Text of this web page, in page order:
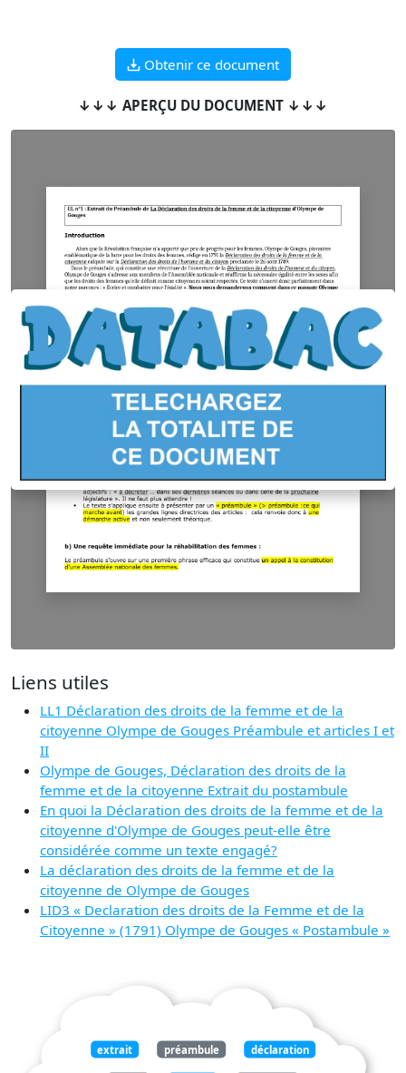
Obtenir ce document
↓↓↓ APERÇU DU DOCUMENT ↓↓↓
Liens utiles
LL1 Déclaration des droits de la femme et de la
citoyenne Olympe de Gouges Préambule et articles I et
II
Olympe de Gouges, Déclaration des droits de la
femme et de la citoyenne Extrait du postambule
En quoi la Déclaration des droits de la femme et de la
citoyenne d'Olympe de Gouges peut-elle être
considérée comme un texte engagé?
La déclaration des droits de la femme et de la
citoyenne de Olympe de Gouges
LID3 « Declaration des droits de la Femme et de la
Citoyenne » (1791) Olympe de Gouges « Postambule »
extrait préambule déclaration